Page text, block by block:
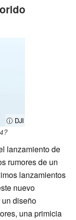
ⓘ DJI
lanzamiento de
rumores de un
lanzamientos
nuevo
diseño
una primicia